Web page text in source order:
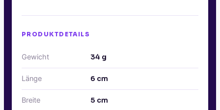
PRODUKTDETAILS
Gewicht 34 g
Länge 6 cm
Breite 5 cm